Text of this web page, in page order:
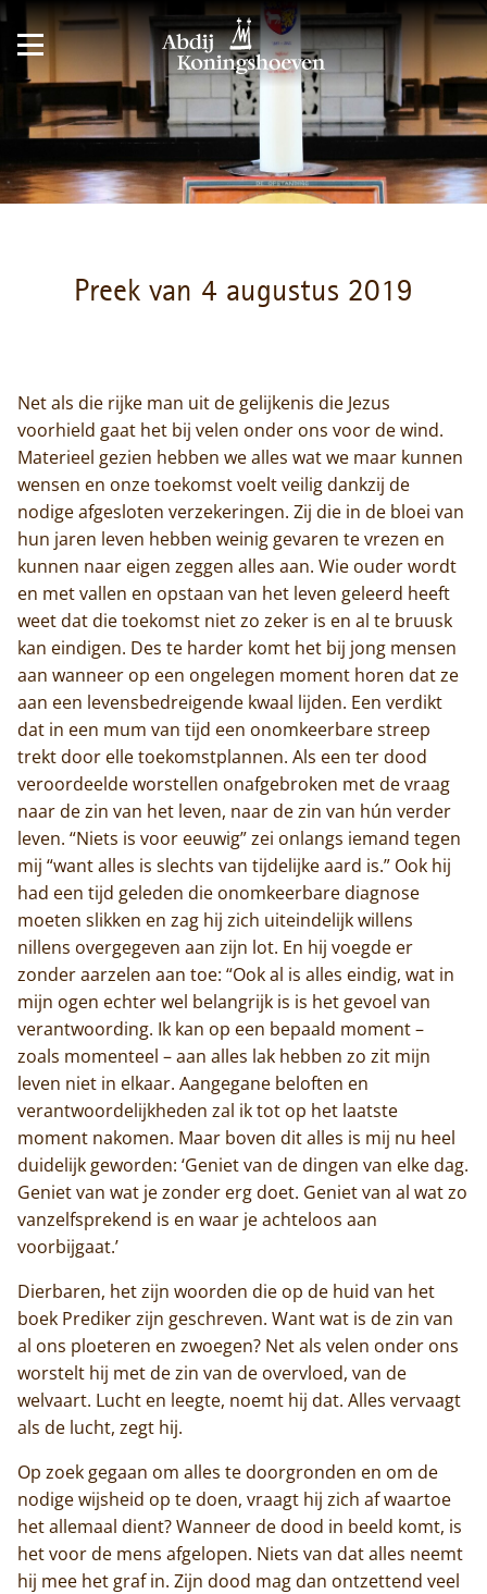
Preek van 4 augustus 2019
Net als die rijke man uit de gelijkenis die Jezus
voorhield gaat het bij velen onder ons voor de wind.
Materieel gezien hebben we alles wat we maar kunnen
wensen en onze toekomst voelt veilig dankzij de
nodige afgesloten verzekeringen. Zij die in de bloei van
hun jaren leven hebben weinig gevaren te vrezen en
kunnen naar eigen zeggen alles aan. Wie ouder wordt
en met vallen en opstaan van het leven geleerd heeft
weet dat die toekomst niet zo zeker is en al te bruusk
kan eindigen. Des te harder komt het bij jong mensen
aan wanneer op een ongelegen moment horen dat ze
aan een levensbedreigende kwaal lijden. Een verdikt
dat in een mum van tijd een onomkeerbare streep
trekt door elle toekomstplannen. Als een ter dood
veroordeelde worstellen onafgebroken met de vraag
naar de zin van het leven, naar de zin van hún verder
leven. “Niets is voor eeuwig” zei onlangs iemand tegen
mij “want alles is slechts van tijdelijke aard is.” Ook hij
had een tijd geleden die onomkeerbare diagnose
moeten slikken en zag hij zich uiteindelijk willens
nillens overgegeven aan zijn lot. En hij voegde er
zonder aarzelen aan toe: “Ook al is alles eindig, wat in
mijn ogen echter wel belangrijk is is het gevoel van
verantwoording. Ik kan op een bepaald moment –
zoals momenteel – aan alles lak hebben zo zit mijn
leven niet in elkaar. Aangegane beloften en
verantwoordelijkheden zal ik tot op het laatste
moment nakomen. Maar boven dit alles is mij nu heel
duidelijk geworden: ‘Geniet van de dingen van elke dag.
Geniet van wat je zonder erg doet. Geniet van al wat zo
vanzelfsprekend is en waar je achteloos aan
voorbijgaat.’
Dierbaren, het zijn woorden die op de huid van het
boek Prediker zijn geschreven. Want wat is de zin van
al ons ploeteren en zwoegen? Net als velen onder ons
worstelt hij met de zin van de overvloed, van de
welvaart. Lucht en leegte, noemt hij dat. Alles vervaagt
als de lucht, zegt hij.
Op zoek gegaan om alles te doorgronden en om de
nodige wijsheid op te doen, vraagt hij zich af waartoe
het allemaal dient? Wanneer de dood in beeld komt, is
het voor de mens afgelopen. Niets van dat alles neemt
hij mee het graf in. Zijn dood mag dan ontzettend veel